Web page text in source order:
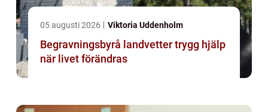
05 augusti 2026 Viktoria Uddenholm
Begravningsbyrå landvetter trygg hjälp
när livet förändras